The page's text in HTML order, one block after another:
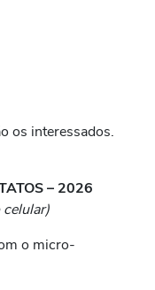
os interessados.
– 2026
celular)
o micro-